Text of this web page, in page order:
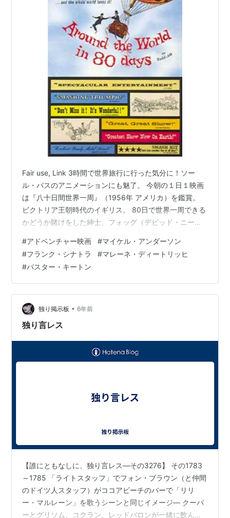
Fair use, Link 3時間で世界旅行に行った気分に！ソー
ル・バスのアニメーションにも魅了。 今朝の１日１映画
は『八十日間世界一周』（1956年 アメリカ）を鑑賞。
ビクトリア王朝時代のイギリス。 80日で世界一周できる
かどうか賭けをした紳士、フォッグ（デビッド・ニーブ
に出た。 花の都パリでは気球を買って飛び立ち、スペイ
ンでは闘牛士となり、カルカッタでは姫を助け、横浜・
サンフランシスコ・ニューヨークへと旅は続く。 果たし
てフォッグは時間までにイギリスへ帰ることができるの
か?! フランク・シナトラ、マレーネ・ディートリッヒ、
バスター・キー…
#アドベンチャー映画 #マイケル・アンダーソン
#フランク・シナトラ #マレーネ・ディートリッヒ
#バスター・キートン
独り掲示板 • 6年前
独り言レス
【誰にともなしに、独り言レス―その3276】 その1783
～1785 「ライトスタッフ」でフォン・ブラウン（と仲間
のドイツ人スタッフ）がココアビーチのバーで「リリ
ー・マルレーン」を歌うシーンと同じイメージ― クーパ
ーとグリソム、コクラン、レッドバロンが一緒に飲んで